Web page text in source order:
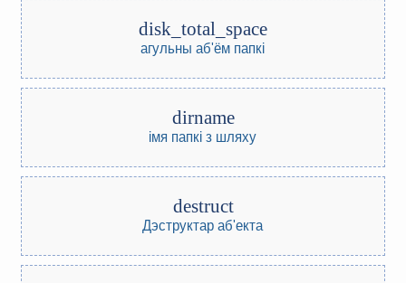
disk_total_space
агульны аб'ём папкі
dirname
імя папкі з шляху
destruct
Дэструктар аб'екта